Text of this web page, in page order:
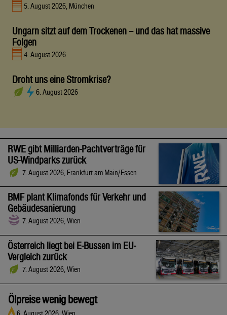
5. August 2026, München
Ungarn sitzt auf dem Trockenen – und das hat massive
Folgen
4. August 2026
Droht uns eine Stromkrise?
6. August 2026
RWE gibt Milliarden-Pachtverträge für
US-Windparks zurück
7. August 2026, Frankfurt am Main/Essen
BMF plant Klimafonds für Verkehr und
Gebäudesanierung
7. August 2026, Wien
Österreich liegt bei E-Bussen im EU-
Vergleich zurück
7. August 2026, Wien
Ölpreise wenig bewegt